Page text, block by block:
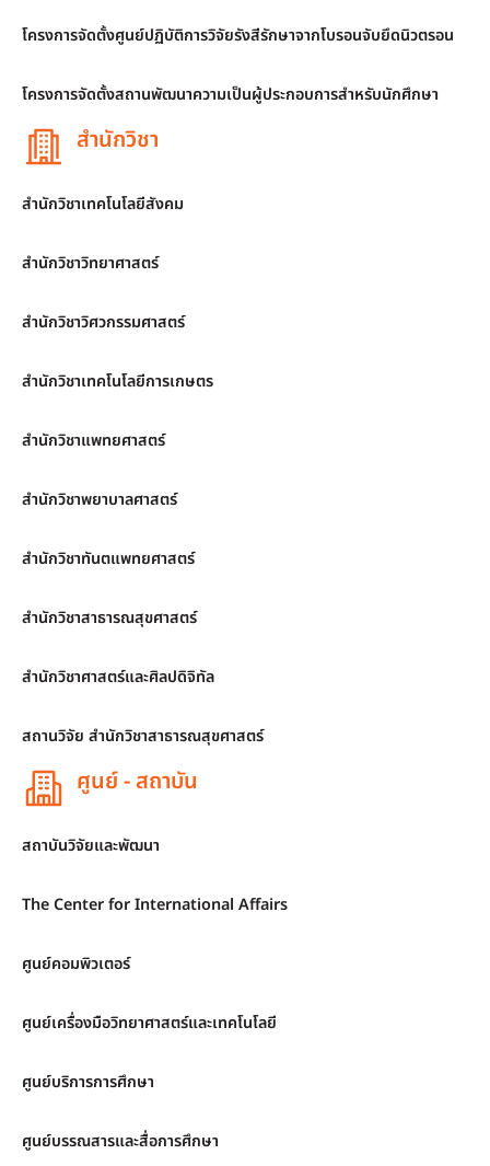
โครงการจัดตั้งศูนย์ปฏิบัติการวิจัยรังสีรักษาจากโบรอนจับยึดนิวตรอน
โครงการจัดตั้งสถานพัฒนาความเป็นผู้ประกอบการสำหรับนักศึกษา
สำนักวิชา
สำนักวิชาเทคโนโลยีสังคม
สำนักวิชาวิทยาศาสตร์
สำนักวิชาวิศวกรรมศาสตร์
สำนักวิชาเทคโนโลยีการเกษตร
สำนักวิชาแพทยศาสตร์
สำนักวิชาพยาบาลศาสตร์
สำนักวิชาทันตแพทยศาสตร์
สำนักวิชาสาธารณสุขศาสตร์
สำนักวิชาศาสตร์และศิลปดิจิทัล
สถานวิจัย สำนักวิชาสาธารณสุขศาสตร์
ศูนย์ - สถาบัน
สถาบันวิจัยและพัฒนา
The Center for International Affairs
ศูนย์คอมพิวเตอร์
ศูนย์เครื่องมือวิทยาศาสตร์และเทคโนโลยี
ศูนย์บริการการศึกษา
ศูนย์บรรณสารและสื่อการศึกษา